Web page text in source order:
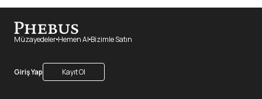
Müzayedeler Hemen Al Bizimle Satın
Giriş Yap Kayıt Ol